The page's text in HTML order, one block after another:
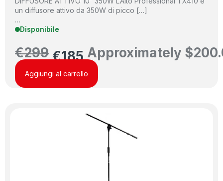
un diffusore attivo da 350W di picco […]
…
Disponibile
€299 €185 Approximately $
Aggiungi al carrello